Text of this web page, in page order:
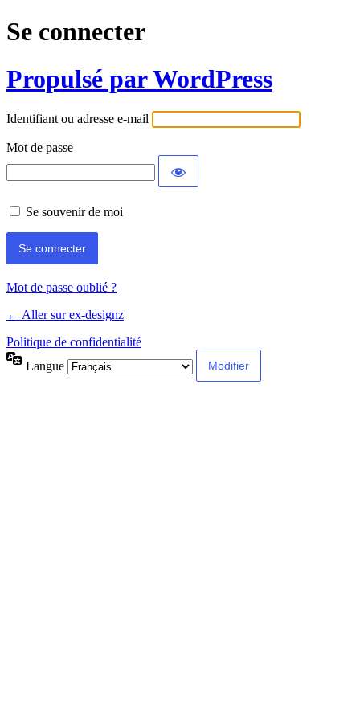
Se connecter
Propulsé par WordPress
Identifiant ou adresse e-mail
Mot de passe
Se souvenir de moi
Mot de passe oublié ?
← Aller sur ex-designz
Politique de confidentialité
Langue